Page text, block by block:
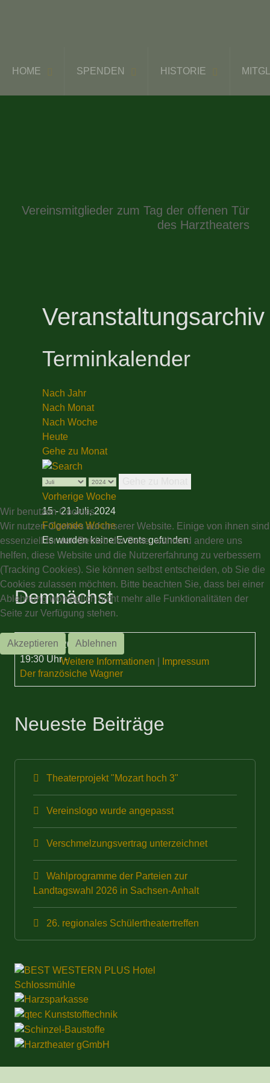
HOME SPENDEN HISTORIE
Vereinsmitglieder zum Tag der offenen Tür
des Harztheaters
Veranstaltungsarchiv
Terminkalender
Nach Jahr
Nach Monat
Nach Woche
Heute
Gehe zu Monat
Vorherige Woche
15 - 21 Juli, 2024
Folgende Woche
Es wurden keine Events gefunden
Demnächst
15 Sep. 2026
19:30 Uhr-
Der französiche Wagner
Neueste Beiträge
Theaterprojekt "Mozart hoch 3"
Vereinslogo wurde angepasst
Verschmelzungsvertrag unterzeichnet
Wahlprogramme der Parteien zur
Landtagswahl 2026 in Sachsen-Anhalt
26. regionales Schülertheatertreffen
Wir benutzen Cookies
Wir nutzen Cookies auf unserer Website. Einige von ihnen sind
essenziell für den Betrieb der Seite, während andere uns
helfen, diese Website und die Nutzererfahrung zu verbessern
(Tracking Cookies). Sie können selbst entscheiden, ob Sie die
Cookies zulassen möchten. Bitte beachten Sie, dass bei einer
Ablehnung womöglich nicht mehr alle Funktionalitäten der
Seite zur Verfügung stehen.
Akzeptieren
Ablehnen
Weitere Informationen
Impressum